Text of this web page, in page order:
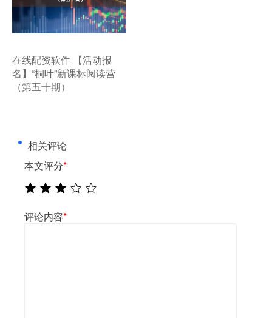
​在线配资软件 【活动报
名】“桐叶”新课标阅读营
（第五十期）
相关评论
本文评分*
评论内容*